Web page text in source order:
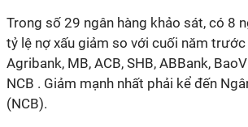
Trong số 29 ngân hàng khảo sát, có 8
tỷ lệ nợ xấu giảm so với cuối năm
Agribank, MB, ACB, SHB, ABBank,
NCB . Giảm mạnh nhất phải kể đến
(NCB).